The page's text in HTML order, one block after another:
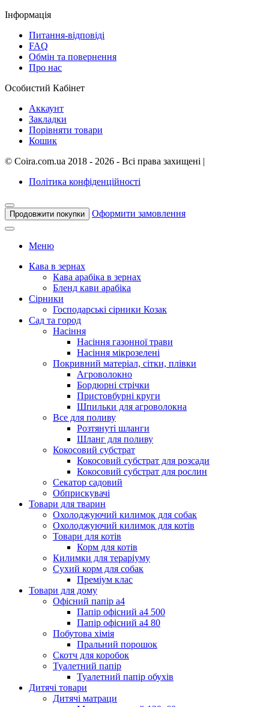
Інформація
Питання-відповіді
FAQ
Обмін та повернення
Про нас
Особистий Кабінет
Аккаунт
Закладки
Порівняти товари
Кошик
© Coira.com.ua 2018 - 2026 - Всі права захищені |
Політика конфіденційності
Продовжити покупки Оформити замовлення
Меню
Кава в зернах
Кава арабіка в зернах
Бленд кави арабіка
Сірники
Господарські сірники Козак
Сад та город
Насіння
Насіння газонної трави
Насіння мікрозелені
Покривний матеріал, сітки, плівки
Агроволокно
Бордюрні стрічки
Пристовбурні круги
Шпильки для агроволокна
Все для поливу
Розтянуті шланги
Шланг для поливу
Кокосовий субстрат
Кокосовий субстрат для розсади
Кокосовий субстрат для рослин
Секатор садовий
Обприскувачі
Товари для тварин
Охолоджуючий килимок для собак
Охолоджуючий килимок для котів
Товари для котів
Корм для котів
Килимки для тераріуму
Сухий корм для собак
Преміум клас
Товари для дому
Офісний папір а4
Папір офісний а4 500
Папір офісний а4 80
Побутова хімія
Пральний порошок
Скотч для коробок
Туалетний папір
Туалетний папір обухів
Дитячі товари
Дитячі матраци